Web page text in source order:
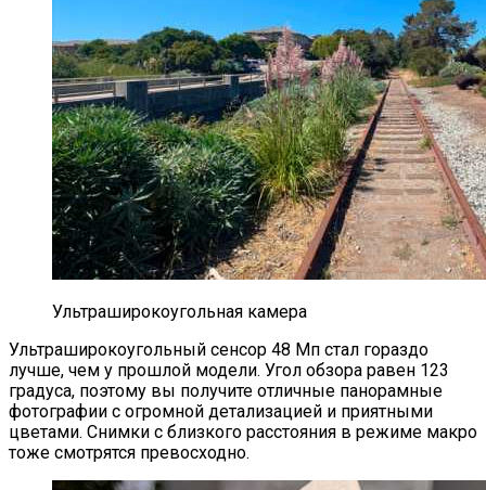
Ультраширокоугольная камера
Ультраширокоугольный сенсор 48 Мп стал гораздо
лучше, чем у прошлой модели. Угол обзора равен 123
градуса, поэтому вы получите отличные панорамные
фотографии с огромной детализацией и приятными
цветами. Снимки с близкого расстояния в режиме макро
тоже смотрятся превосходно.